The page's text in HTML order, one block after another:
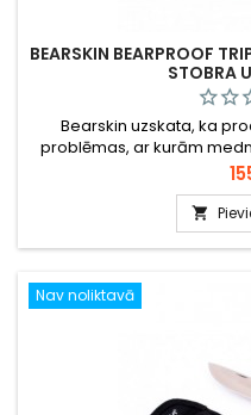
BEARSKIN BEARPROOF
STOBRA
Bearskin uzskata, ka
problēmas, ar kurām
Triple Mount ļauj pie
šaušanas kājiņas u.c. tā,

Nav noliktavā